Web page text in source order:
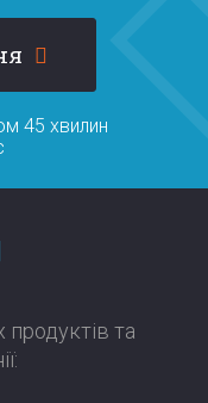
45 хвилин
продуктів та